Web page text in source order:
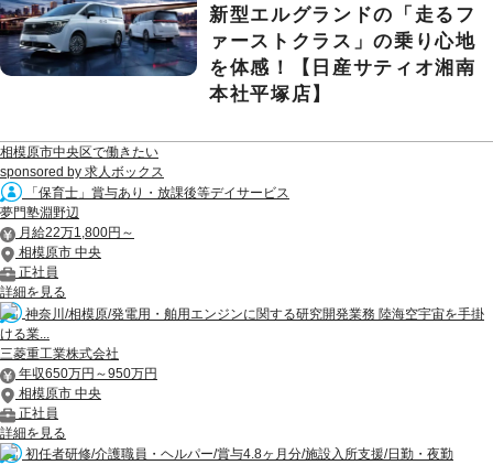
新型エルグランドの「走るフ
ァーストクラス」の乗り心地
を体感！【日産サティオ湘南
本社平塚店】
相模原市中央区で働きたい
sponsored by 求人ボックス
「保育士」賞与あり・放課後等デイサービス
夢門塾淵野辺
月給22万1,800円～
相模原市 中央
正社員
詳細を見る
神奈川/相模原/発電用・舶用エンジンに関する研究開発業務 陸海空宇宙を手掛
ける業...
三菱重工業株式会社
年収650万円～950万円
相模原市 中央
正社員
詳細を見る
初任者研修/介護職員・ヘルパー/賞与4.8ヶ月分/施設入所支援/日勤・夜勤